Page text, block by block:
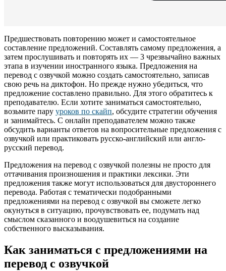
Предшествовать повторению может и самостоятельное
составление предложений. Составлять самому предложения, а
затем прослушивать и повторять их — 3 чрезвычайно важных
этапа в изучении иностранного языка. Предложения на
перевод с озвучкой можно создать самостоятельно, записав
свою речь на диктофон. Но прежде нужно убедиться, что
предложение составлено правильно. Для этого обратитесь к
преподавателю. Если хотите заниматься самостоятельно,
возьмите пару уроков по скайп, обсудите стратегии обучения
и занимайтесь. С онлайн преподавателем можно также
обсудить варианты ответов на вопросительные предложения с
озвучкой или практиковать русско-английский или англо-
русский перевод.
Предложения на перевод с озвучкой полезны не просто для
оттачивания произношения и практики лексики. Эти
предложения также могут использоваться для двустороннего
перевода. Работая с тематически подобранными
предложениями на перевод с озвучкой вы сможете легко
окунуться в ситуацию, прочувствовать ее, подумать над
смыслом сказанного и воодушевиться на создание
собственного высказывания.
Как заниматься с предложениями на
перевод с озвучкой